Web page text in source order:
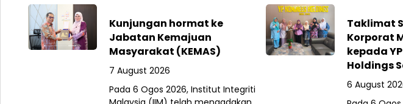
Kunjungan hormat ke
Jabatan Kemajuan
Masyarakat (KEMAS)
7 August 2026
Pada 6 Ogos 2026, Institut Integriti
Taklimat
Korporat
kepada
Holdings
6 August